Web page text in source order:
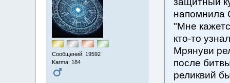
Сообщений: 19592
Karma: 184
напомнила
"Мне
кто-то
Мрянуви
после
реликвий